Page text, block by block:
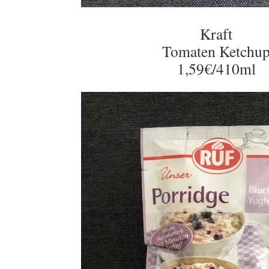
Kraft
Tomaten
1,59€/410ml